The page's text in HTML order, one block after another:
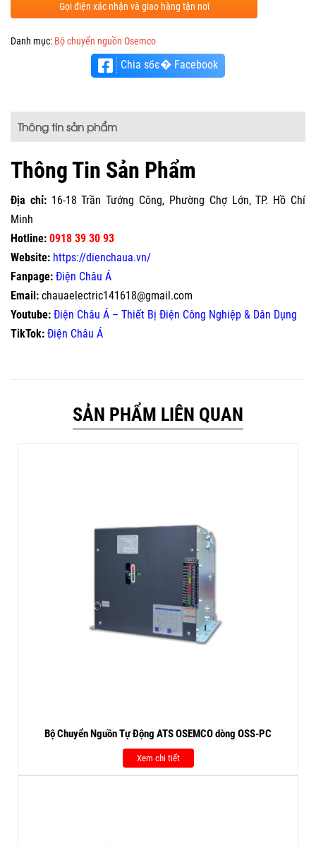
Gọi điện xác nhận và giao hàng tận nơi
Danh mục: Bộ chuyển nguồn Osemco
Chia sбє� Facebook
Thông tin sản phẩm
Thông Tin Sản Phẩm
Địa chỉ:16-18 Trần Tướng Công, Phường Chợ Lớn, TP. Hồ Chí
Minh
Hotline: 0918 39 30 93
Website: https://dienchaua.vn/
Fanpage: Điện Châu Á
Email: chauaelectric141618@gmail.com
Youtube: Điện Châu Á – Thiết Bị Điện Công Nghiệp & Dân Dụng
TikTok: Điện Châu Á
SẢN PHẨM LIÊN QUAN
Bộ Chuyển Nguồn Tự Động ATS OSEMCO dòng OSS-PC
Xem chi tiết